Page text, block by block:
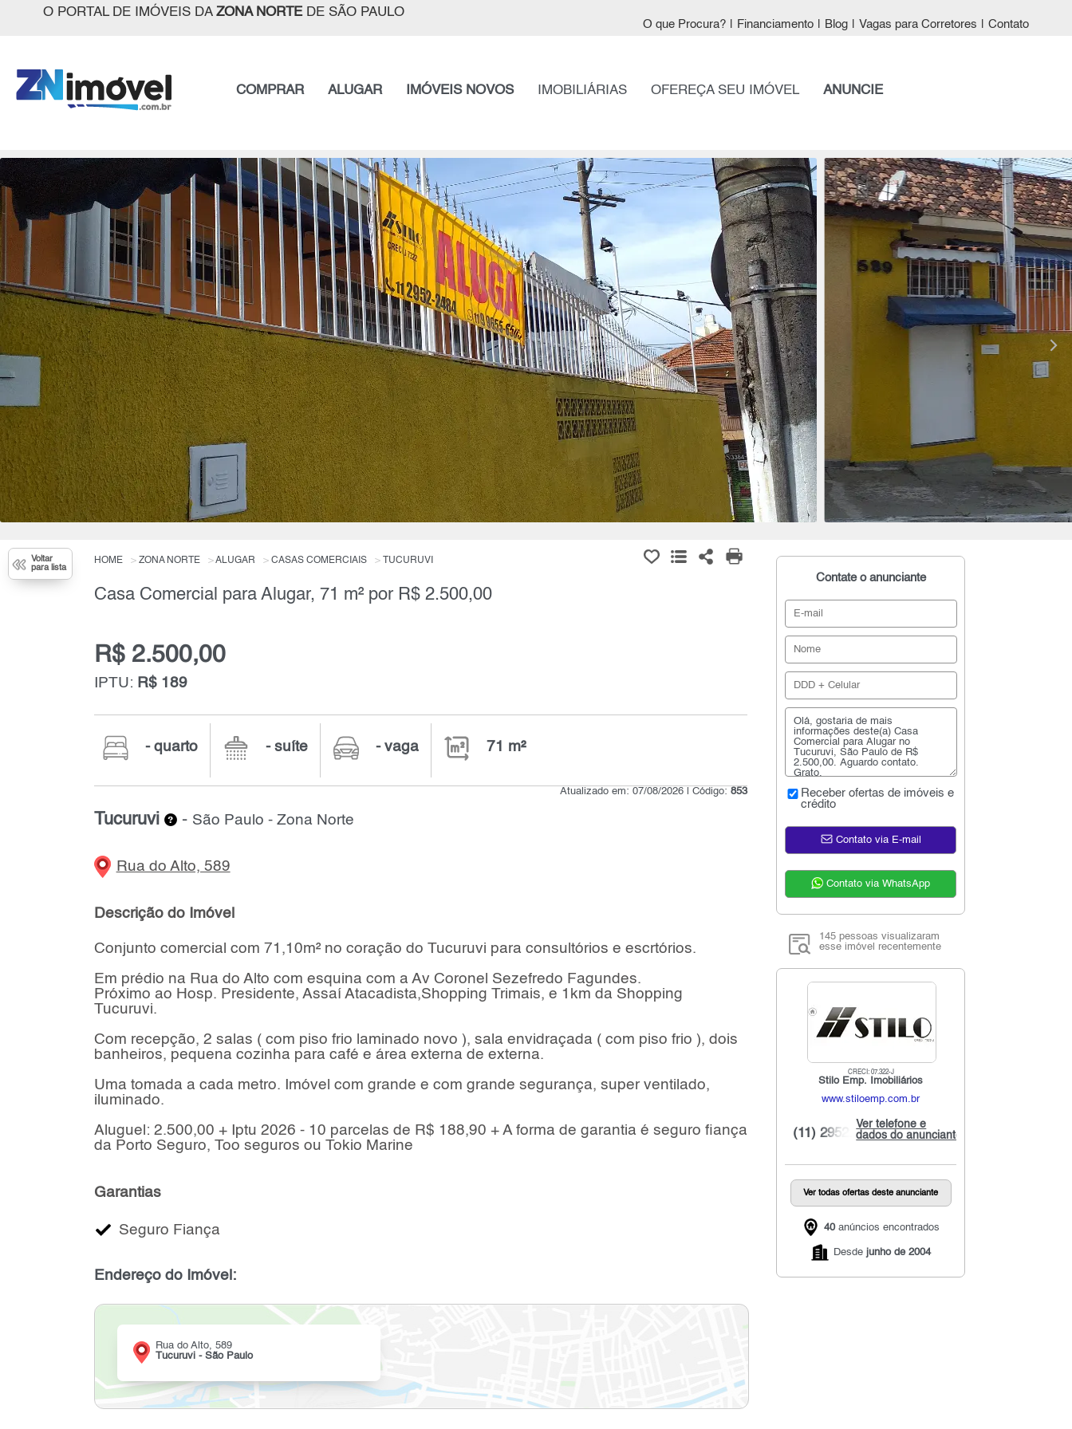
O PORTAL DE IMÓVEIS DA ZONA NORTEDE SÃO PAULO
O que Procura? Financiamento Blog Vagas para Corretores Contato
COMPRAR ALUGAR IMÓVEIS NOVOS IMOBILIÁRIAS OFEREÇA SEU IMÓVEL ANUNCIE
Voltar
para lista
HOME ZONA NORTE ALUGAR CASAS COMERCIAIS TUCURUVI
Casa Comercial para Alugar, 71 m² por R$ 2.500,00
R$ 2.500,00
IPTU: R$ 189
- quarto - suíte - vaga 71 m²
Atualizado em: 07/08/2026 | Código:853
Tucuruvi - São Paulo - Zona Norte
Rua do Alto, 589
Descrição do Imóvel
Conjunto comercial com 71,10m² no coração do Tucuruvi para consultórios e escrtórios.
Em prédio na Rua do Alto com esquina com a Av Coronel Sezefredo Fagundes.
Próximo ao Hosp. Presidente, Assaí Atacadista,Shopping Trimais, e 1km da Shopping
Tucuruvi.
Com recepção, 2 salas ( com piso frio laminado novo ), sala envidraçada ( com piso frio ), dois
banheiros, pequena cozinha para café e área externa de externa.
Uma tomada a cada metro. Imóvel com grande e com grande segurança, super ventilado,
iluminado.
Aluguel: 2.500,00 + Iptu 2026 - 10 parcelas de R$ 188,90 + A forma de garantia é seguro fiança
da Porto Seguro, Too seguros ou Tokio Marine
Garantias
Seguro Fiança
Endereço do Imóvel:
Rua do Alto, 589
Tucuruvi - São Paulo
Contate o anunciante
Receber ofertas de imóveis e
crédito
Contato via E-mail
Contato via WhatsApp
145 pessoas visualizaram
esse imóvel recentemente
CRECI: 07.322-J
Stilo Emp. Imobiliários
www.stiloemp.com.br
Ver telefone e
dados do anunciante
(11) 2952...
Ver todas ofertas deste anunciante
40anúncios encontrados
Desde junho de 2004